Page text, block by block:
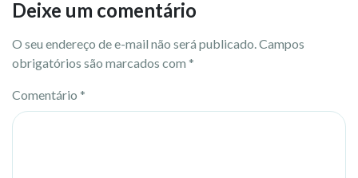
Deixe um comentário
O seu endereço de e-mail não será publicado. Campos
obrigatórios são marcados com *
Comentário *